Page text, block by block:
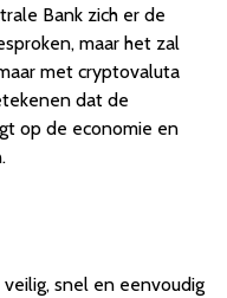
Bank zich er de
maar het zal
met cryptovaluta
dat de
op de economie en
veilig, snel en eenvoudig